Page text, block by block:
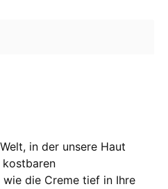
in der unsere Haut
kostbaren
die Creme tief in Ihre